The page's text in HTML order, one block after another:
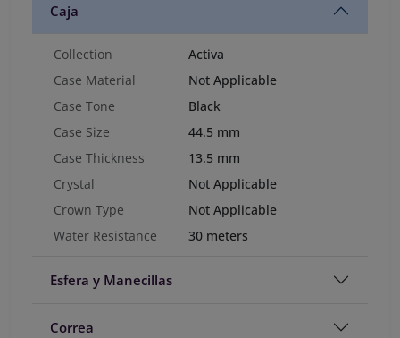
Caja
Collection
Activa
Case Material
Not Applicable
Case Tone
Black
Case Size
44.5 mm
Case Thickness
13.5 mm
Crystal
Not Applicable
Crown Type
Not Applicable
Water Resistance
30 meters
Esfera y Manecillas
Correa